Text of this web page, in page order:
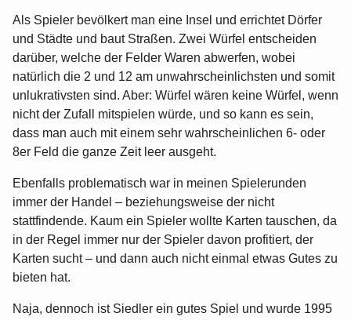
Als Spieler bevölkert man eine Insel und errichtet Dörfer
und Städte und baut Straßen. Zwei Würfel entscheiden
darüber, welche der Felder Waren abwerfen, wobei
natürlich die 2 und 12 am unwahrscheinlichsten und somit
unlukrativsten sind. Aber: Würfel wären keine Würfel, wenn
nicht der Zufall mitspielen würde, und so kann es sein,
dass man auch mit einem sehr wahrscheinlichen 6- oder
8er Feld die ganze Zeit leer ausgeht.
Ebenfalls problematisch war in meinen Spielerunden
immer der Handel – beziehungsweise der nicht
stattfindende. Kaum ein Spieler wollte Karten tauschen, da
in der Regel immer nur der Spieler davon profitiert, der
Karten sucht – und dann auch nicht einmal etwas Gutes zu
bieten hat.
Naja, dennoch ist Siedler ein gutes Spiel und wurde 1995